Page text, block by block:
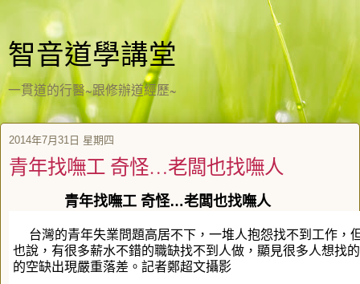
智音道學講堂
一貫道的行醫~跟修辦道經歷~
2014年7月31日 星期四
青年找嘸工 奇怪…老闆也找嘸人
青年找嘸工 奇怪…老闆也找嘸人
台灣的青年失業問題高居不下，一堆人抱怨找不到工作，
也說，有很多薪水不錯的職缺找不到人做，顯見很多人想找
的空缺出現嚴重落差。記者鄭超文攝影